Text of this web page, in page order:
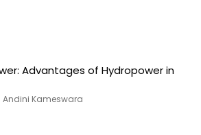
Advantages of Hydropower in
Andini Kameswara